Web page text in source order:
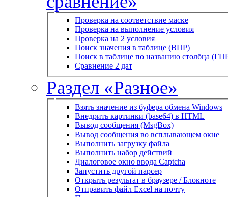
Проверка на соответствие маске
Проверка на выполнение условия
Проверка на 2 условия
Поиск значения в таблице (ВПР)
Поиск в таблице по названию столбца
Сравнение 2 дат
Раздел «Разное»
Взять значение из буфера обмена Windows
Внедрить картинки (base64) в HTML
Вывод сообщения (MsgBox)
Вывод сообщения во всплывающем окне
Выполнить загрузку файла
Выполнить набор действий
Диалоговое окно ввода Captcha
Запустить другой парсер
Открыть результат в браузере / Блокноте
Отправить файл Excel на почту